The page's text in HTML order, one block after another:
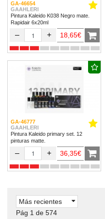
GA-46654
GAAHLERI
Pintura Kaleido K038 Negro mate.
Rapidair 6x20ml
– + 18,65€
GA-46777
GAAHLERI
Pintura Kaleido primary set. 12
pinturas matte.
– + 36,35€
Más recientes
Pág 1 de 574